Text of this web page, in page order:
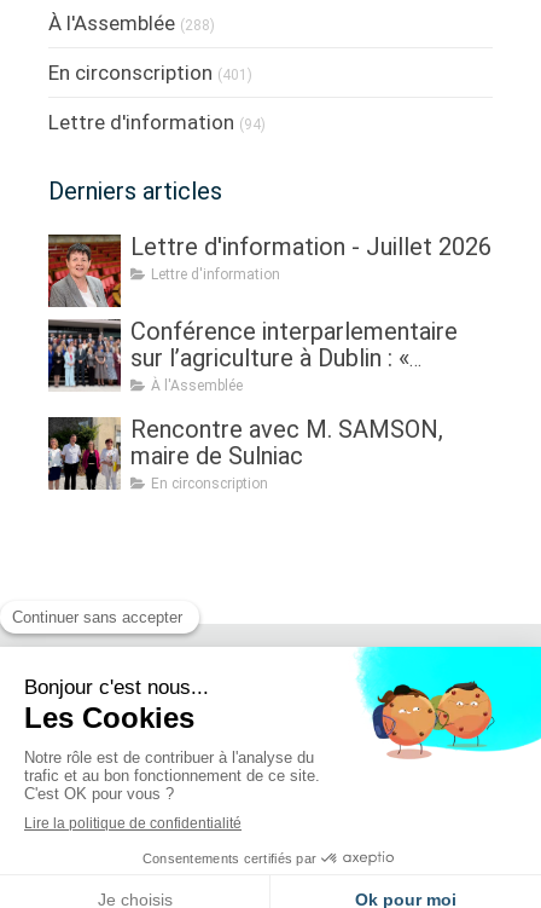
À l'Assemblée (288)
En circonscription (401)
Lettre d'information (94)
Derniers articles
Lettre d'information - Juillet 2026
Lettre d'information
Conférence interparlementaire
sur l’agriculture à Dublin : «
Assurer l'avenir de l'agriculture, de
Renouveau générationnel,
femmes dans l'agriculture et
sécurité alimentaire »
À l'Assemblée
Rencontre avec M. SAMSON,
maire de Sulniac
En circonscription
Retrouvez moi sur :
Création et référencement du site par Simplébo